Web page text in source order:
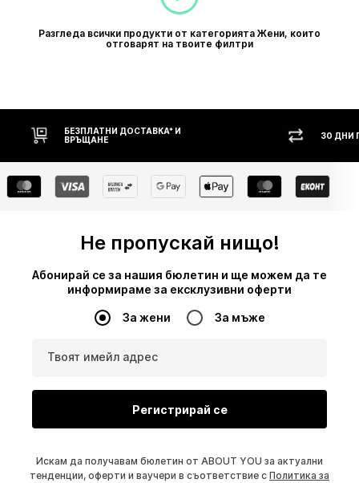
Разгледа всички продукти от категорията Жени, които
отговарят на твоите филтри
30 ДНИ ПРАВО НА ВРЪЩАНЕ
Не пропускай нищо!
Абонирай се за нашия бюлетин и ще можем да те
информираме за ексклузивни оферти
За жени За мъже
Твоят имейл адрес
Регистрирай се
Искам да получавам бюлетин от ABOUT YOU за актуални
тенденции, оферти и ваучери в съответствие с Политика за